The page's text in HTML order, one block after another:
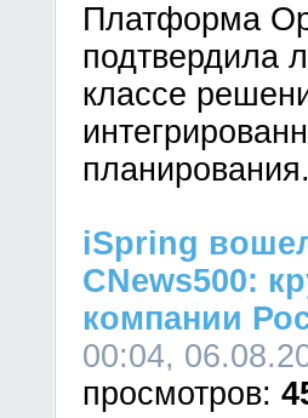
Платформа
подтвердила
классе
iSpring
CNews500:
компании
00:04,